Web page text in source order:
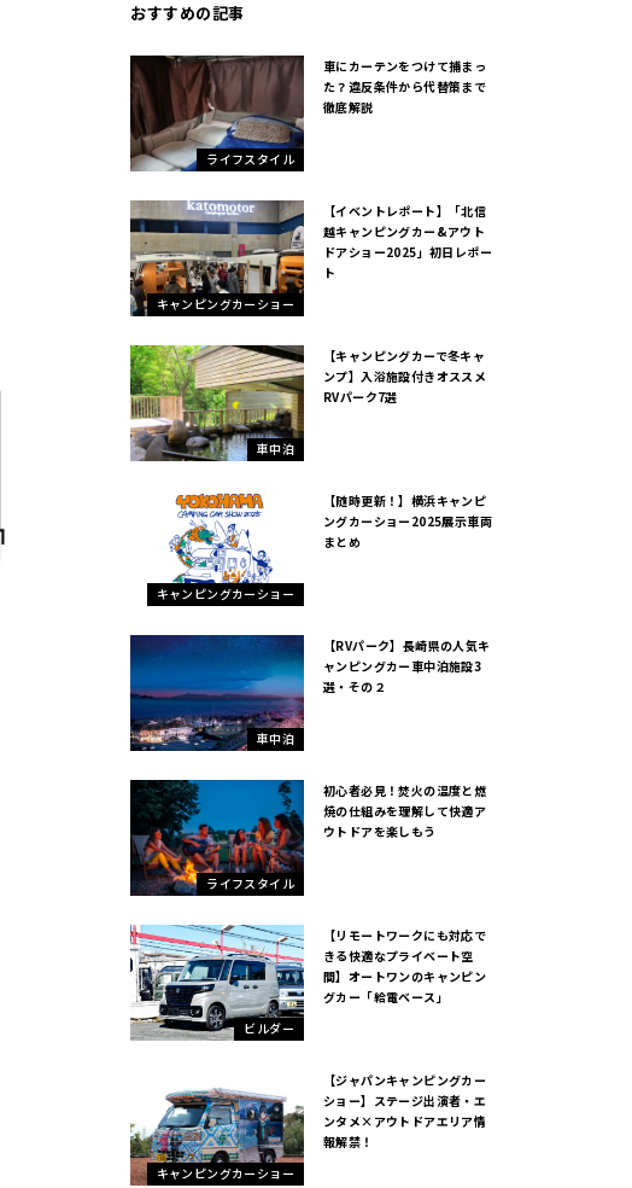
おすすめの記事
ライフスタイル
車にカーテンをつけて捕まっ
た？違反条件から代替策まで
徹底解説
キャンピングカーショー
【イベントレポート】「北信
越キャンピングカー&アウト
ドアショー2025」初日レポー
ト
車中泊
【キャンピングカーで冬キャ
ンプ】入浴施設付きオススメ
RVパーク7選
キャンピングカーショー
【随時更新！】横浜キャンピ
ングカーショー2025展示車両
まとめ
車中泊
【RVパーク】長崎県の人気キ
ャンピングカー車中泊施設3
選・その２
ライフスタイル
初心者必見！焚火の温度と燃
焼の仕組みを理解して快適ア
ウトドアを楽しもう
ビルダー
【リモートワークにも対応で
きる快適なプライベート空
間】オートワンのキャンピン
グカー「給電ベース」
キャンピングカーショー
【ジャパンキャンピングカー
ショー】ステージ出演者・エ
ンタメ×アウトドアエリア情
報解禁！